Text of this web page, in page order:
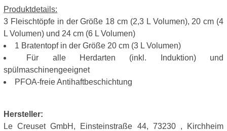
Produktdetails:
3 Fleischtöpfe in der Größe 18 cm (2,3 L Volumen), 20 cm (4
L Volumen) und 24 cm (6 L Volumen)
1 Bratentopf in der Größe 20 cm (3 L Volumen)
Für alle Herdarten (inkl. Induktion) und
spülmaschinengeeignet
PFOA-freie Antihaftbeschichtung
Hersteller:
Le Creuset GmbH, Einsteinstraße 44, 73230 , Kirchheim